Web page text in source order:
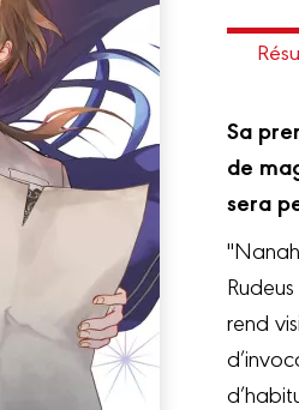
Sa
de
sera
rend